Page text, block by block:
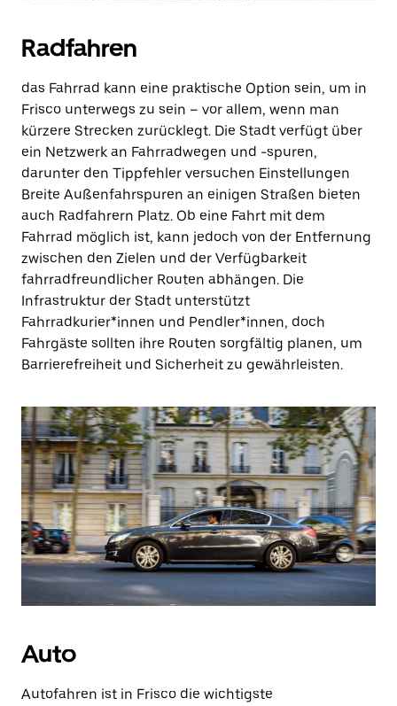
Radfahren
das Fahrrad kann eine praktische Option sein, um in
Frisco unterwegs zu sein – vor allem, wenn man
kürzere Strecken zurücklegt. Die Stadt verfügt über
ein Netzwerk an Fahrradwegen und -spuren,
darunter den Tippfehler versuchen Einstellungen
Breite Außenfahrspuren an einigen Straßen bieten
auch Radfahrern Platz. Ob eine Fahrt mit dem
Fahrrad möglich ist, kann jedoch von der Entfernung
zwischen den Zielen und der Verfügbarkeit
fahrradfreundlicher Routen abhängen. Die
Infrastruktur der Stadt unterstützt
Fahrradkurier*innen und Pendler*innen, doch
Fahrgäste sollten ihre Routen sorgfältig planen, um
Barrierefreiheit und Sicherheit zu gewährleisten.
Auto
Autofahren ist in Frisco die wichtigste